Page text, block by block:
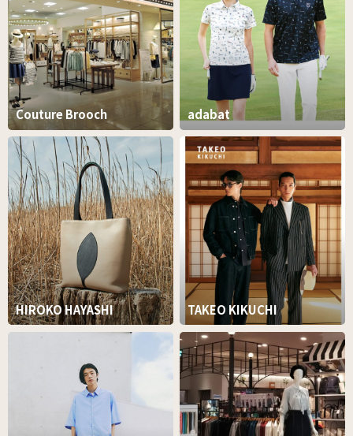
Couture Brooch adabat
HIROKO HAYASHI TAKEO KIKUCHI